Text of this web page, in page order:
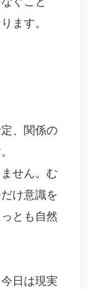
ます。
、関係の
せん。む
け意識を
とも自然
日は現実